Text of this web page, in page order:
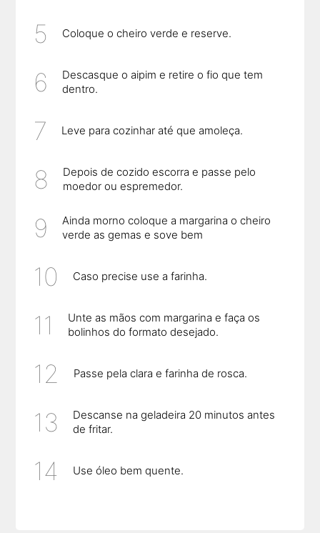
Coloque o cheiro verde e reserve.
Descasque o aipim e retire o fio que tem
dentro.
Leve para cozinhar até que amoleça.
Depois de cozido escorra e passe pelo
moedor ou espremedor.
Ainda morno coloque a margarina o cheiro
verde as gemas e sove bem
Caso precise use a farinha.
Unte as mãos com margarina e faça os
bolinhos do formato desejado.
Passe pela clara e farinha de rosca.
Descanse na geladeira 20 minutos antes
de fritar.
Use óleo bem quente.